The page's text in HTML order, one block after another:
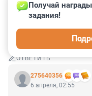
Гость
6 апреля, 13:27
Как задолбали эти
безделья и обмана
ОТВЕТИТЬ
275640356
Получай
задания!
6 апреля, 02:55